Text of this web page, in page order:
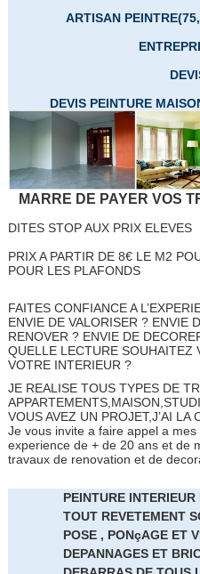
ARTISAN
DEVIS PEINTURE
MARRE DE PAYER VOS
DITES STOP AUX PRIX ELEVES
PRIX A PARTIR DE 8€ LE M2
POUR LES PLAFONDS
FAITES CONFIANCE A
ENVIE DE VALORISER ? ENVIE
RENOVER ? ENVIE DE
QUELLE LECTURE SOUHAITEZ
VOTRE INTERIEUR ?
JE REALISE TOUS TYPES DE
VOUS AVEZ UN PROJET,J’AI LA
Je vous invite a faire appel a
experience de + de 20 ans et de
travaux de renovation et de
PEINTURE
TOUT REVETEMENT
POSE , PONçAGE ET
DEPANNAGES ET